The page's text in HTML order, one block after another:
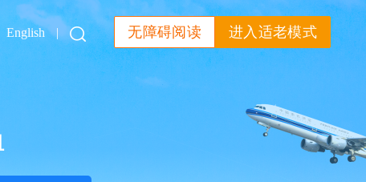
进入适老模式
无障碍阅读
English |